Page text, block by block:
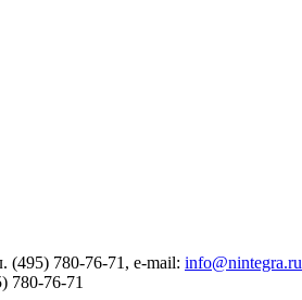
(495) 780-76-71, e-mail: info@nintegra.ru
780-76-71